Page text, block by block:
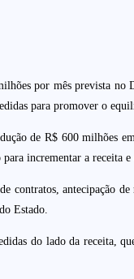
por mês prevista no
para promover o
de R$ 600 milhões
incrementar a receita e
antecipação
Estado.
do lado da receita,